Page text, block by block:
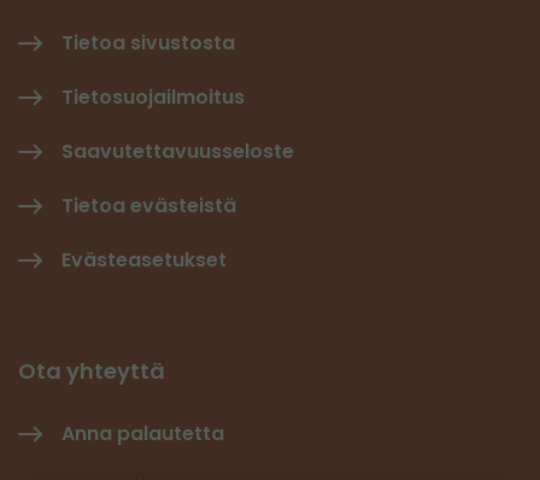
Tietoa sivustosta
Tietosuojailmoitus
Saavutettavuusseloste
Tietoa evästeistä
Evästeasetukset
Ota yhteyttä
Anna palautetta